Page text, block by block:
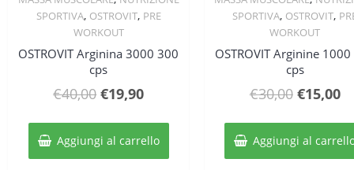
SPORTIVA, OSTROVIT, PRE
WORKOUT
OSTROVIT Arginina 3000 300
cps
€40,00 Il
originale
era:
€19,90Il
attuale
è:
Aggiungi al carrello
SPORTIVA, OSTROVIT,
WORKOUT
OSTROVIT Arginine
cps
€30,00 Il
originale
era:
€15,00Il
è:
Aggiungi al